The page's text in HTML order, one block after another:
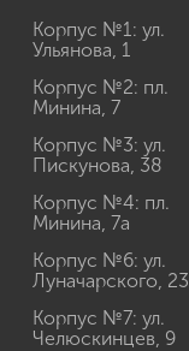
Корпус №1: ул.
Ульянова, 1
Корпус №2: пл.
Минина, 7
Корпус №3: ул.
Пискунова, 38
Корпус №4: пл.
Минина, 7а
Корпус №6: ул.
Луначарского, 23
Корпус №7: ул.
Челюскинцев, 9